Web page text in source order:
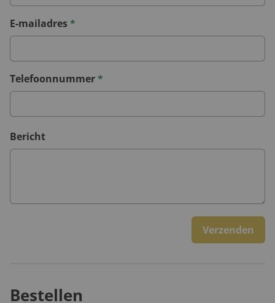
E-mailadres*
Telefoonnummer*
Bericht
Verzenden
Bestellen